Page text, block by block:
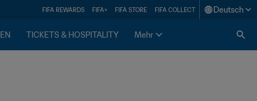
FIFA REWARDS FIFA+ FIFA STORE FIFA COLLECT Deutsch
TICKETS & HOSPITALITY Mehr